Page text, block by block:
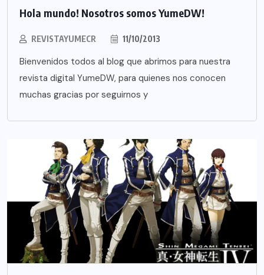
Hola mundo! Nosotros somos YumeDW!
REVISTAYUMECR 11/10/2013
Bienvenidos todos al blog que abrimos para nuestra
revista digital YumeDW, para quienes nos conocen
muchas gracias por seguirnos y